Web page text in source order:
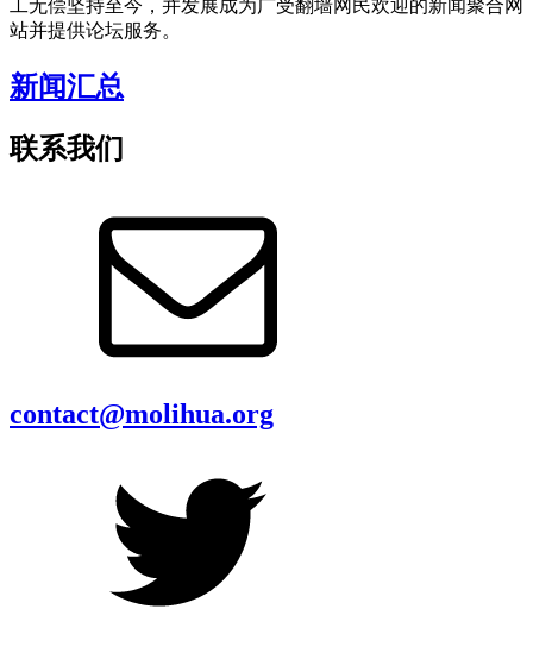
工无偿坚持至今，并发展成为广受翻墙网民欢迎的新闻聚合网
站并提供论坛服务。
新闻汇总
联系我们
contact@molihua.org